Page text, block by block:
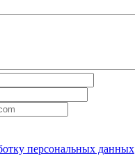
персональных данных